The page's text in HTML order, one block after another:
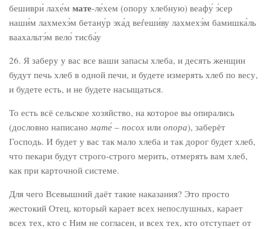
бешиври́ лахе́м мате-ле́хем (опору хлебную) веафу́ э́сер
наши́м лахмехэ́м бетану́р эха́д веѓеши́ву лахмехэ́м бамишка́ль
ваахальтэ́м вело́ тисба́у
26. Я заберу у вас все ваши запасы хлеба, и десять женщин
будут печь хлеб в одной печи, и будете измерять хлеб по весу,
и будете есть, и не будете насыщаться.
То есть всё сельское хозяйство, на которое вы опирались
(дословно написаномате́ – посох или опора), заберёт
Господь. И будет у вас так мало хлеба и так дорог будет хлеб,
что пекари будут строго-строго мерить, отмерять вам хлеб,
как при карточной системе.
Для чего Всевышний даёт такие наказания? Это просто
жестокий Отец, который карает всех непослушных, карает
всех тех, кто с Ним не согласен, и всех тех, кто отступает от